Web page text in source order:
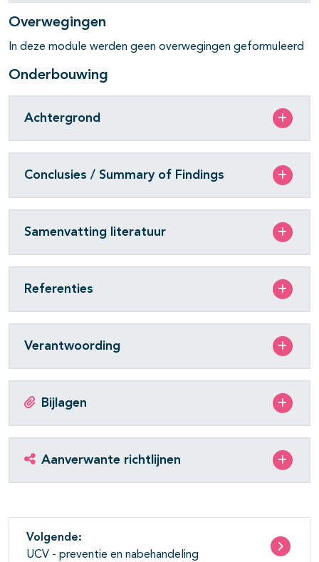
Overwegingen
In deze module werden geen overwegingen geformuleerd
Onderbouwing
Achtergrond
Conclusies / Summary of Findings
Samenvatting literatuur
Referenties
Verantwoording
Bijlagen
Aanverwante richtlijnen
Volgende:
UCV - preventie en nabehandeling